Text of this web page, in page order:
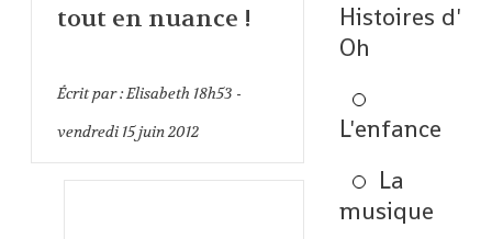
tout en nuance !
Écrit par :Elisabeth 18h53 -
vendredi 15juin 2012
Histoires d'
Oh
L'enfance
La
musique